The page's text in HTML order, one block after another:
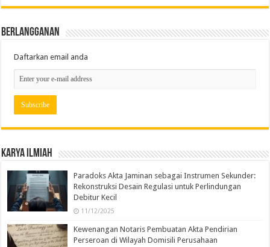
Berlangganan
Daftarkan email anda
Karya Ilmiah
Paradoks Akta Jaminan sebagai Instrumen Sekunder:
Rekonstruksi Desain Regulasi untuk Perlindungan
Debitur Kecil
11/12/2025
Kewenangan Notaris Pembuatan Akta Pendirian
Perseroan di Wilayah Domisili Perusahaan